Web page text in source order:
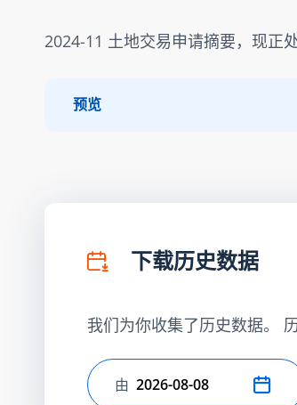
2024-11 土地交易申请摘要，现正
预览
下载历史数据
我们为你收集了历史数据。
选择开始日期
由